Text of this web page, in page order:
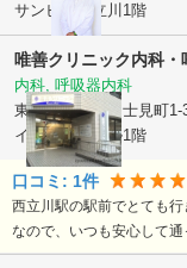
サンビナス立川1階
唯善クリニック内科・
内科, 呼吸器内科
東京都立川市富士見町1-
イーストンビル1階
口コミ: 1件
西立川駅の駅前でとても
なので、いつも安心して